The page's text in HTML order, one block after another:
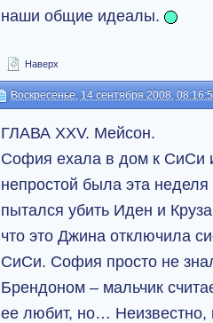
наши общие идеалы.
Наверх
Воскресенье, 14 сентября 2008,
ГЛАВА XXV. Мейсон.
София ехала в дом к СиСи
непростой была эта
пытался убить Иден и
что это Джина отключила
СиСи. София просто не
Брендоном – мальчик
ее любит, но…